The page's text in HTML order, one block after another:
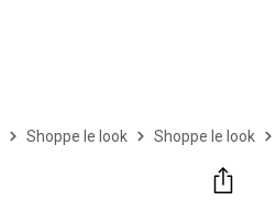
Shoppe le look Shoppe le look